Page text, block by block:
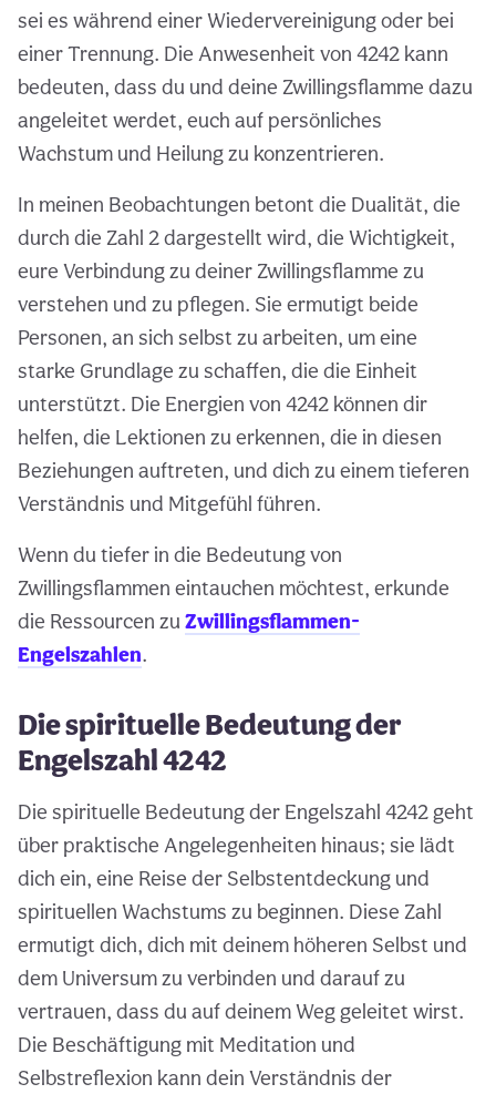
sei es während einer Wiedervereinigung oder bei
einer Trennung. Die Anwesenheit von 4242 kann
bedeuten, dass du und deine Zwillingsflamme dazu
angeleitet werdet, euch auf persönliches
Wachstum und Heilung zu konzentrieren.
In meinen Beobachtungen betont die Dualität, die
durch die Zahl 2 dargestellt wird, die Wichtigkeit,
eure Verbindung zu deiner Zwillingsflamme zu
verstehen und zu pflegen. Sie ermutigt beide
Personen, an sich selbst zu arbeiten, um eine
starke Grundlage zu schaffen, die die Einheit
unterstützt. Die Energien von 4242 können dir
helfen, die Lektionen zu erkennen, die in diesen
Beziehungen auftreten, und dich zu einem tieferen
Verständnis und Mitgefühl führen.
Wenn du tiefer in die Bedeutung von
Zwillingsflammen eintauchen möchtest, erkunde
die Ressourcen zu Zwillingsflammen-
Engelszahlen.
Die spirituelle Bedeutung der
Engelszahl 4242
Die spirituelle Bedeutung der Engelszahl 4242 geht
über praktische Angelegenheiten hinaus; sie lädt
dich ein, eine Reise der Selbstentdeckung und
spirituellen Wachstums zu beginnen. Diese Zahl
ermutigt dich, dich mit deinem höheren Selbst und
dem Universum zu verbinden und darauf zu
vertrauen, dass du auf deinem Weg geleitet wirst.
Die Beschäftigung mit Meditation und
Selbstreflexion kann dein Verständnis der